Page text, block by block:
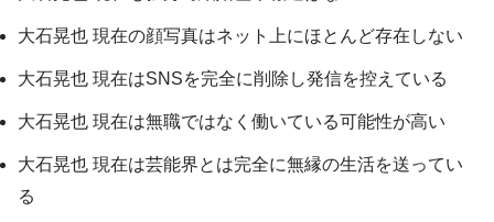
大石晃也 現在の顔写真はネット上にほとんど存在しない
大石晃也 現在はSNSを完全に削除し発信を控えている
大石晃也 現在は無職ではなく働いている可能性が高い
大石晃也 現在は芸能界とは完全に無縁の生活を送ってい
る